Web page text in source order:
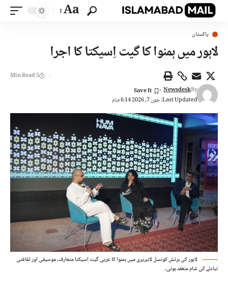
Aa
پاکستان
لاہور میں ہمنوا کا گیت اِسیکتا کا اجرا
Last Updated: جون 7, 2026 6:14 شام
By
Newsdesk
5 Min Read
لاہور کی برٹش کونسل لائبریری میں ہمنوا کا عربی گیت اِسیکتا متعارف، موسیقی اور ثقافتی
تبادلے کی شام منعقد ہوئی۔